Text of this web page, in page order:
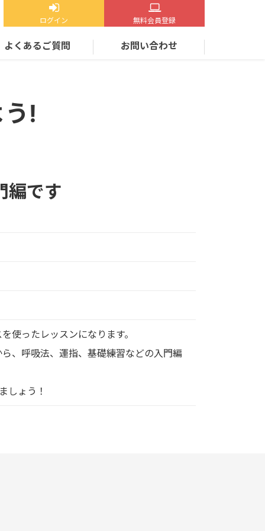
ログイン 無料会員登録
よくあるご質問 お問い合わせ
!
編です
使ったレッスンになります。
、呼吸法、運指、基礎練習などの入門編
しょう！